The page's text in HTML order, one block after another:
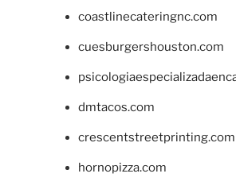
coastlinecateringnc.com
cuesburgershouston.com
dmtacos.com
crescentstreetprinting.com
hornopizza.com